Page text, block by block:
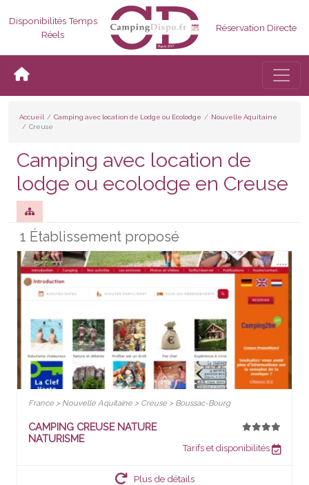
Disponibilités Temps
Réels
Réservation Directe
Accueil Camping avec location de Lodge ou Ecolodge
Nouvelle Aquitaine
Creuse
Camping avec location de
lodge ou ecolodge en Creuse
1 Établissement proposé
France > Nouvelle Aquitaine > Creuse > Boussac-Bourg
CAMPING CREUSE NATURE
NATURISME
Tarifs et disponibilités
Plus de détails